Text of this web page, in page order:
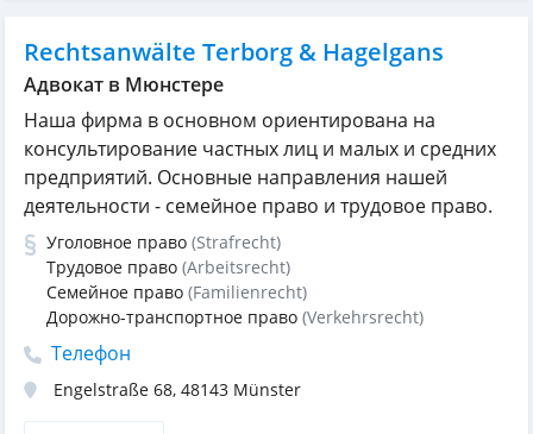
Rechtsanwälte Terborg & Hagelgans
Адвокат в Мюнстере
Наша фирма в основном ориентирована на
консультирование частных лиц и малых и средних
предприятий. Основные направления нашей
деятельности - семейное право и трудовое право.
Уголовное право (Strafrecht)
Трудовое право (Arbeitsrecht)
Семейное право (Familienrecht)
Дорожно-транспортное право (Verkehrsrecht)
Телефон
Engelstraße 68, 48143 Münster